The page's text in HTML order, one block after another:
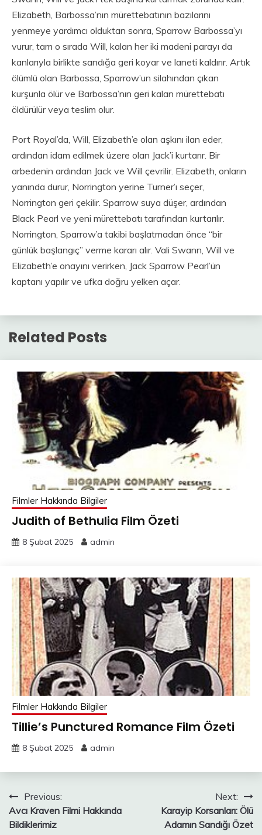
Elizabeth, Barbossa’nın mürettebatının bazılarını
yenmeye yardımcı olduktan sonra, Sparrow Barbossa’yı
vurur, tam o sırada Will, kalan her iki madeni parayı da
kanlarıyla birlikte sandığa geri koyar ve laneti kaldırır. Artık
ölümlü olan Barbossa, Sparrow’un silahından çıkan
kurşunla ölür ve Barbossa’nın geri kalan mürettebatı
öldürülür veya teslim olur.
Port Royal’da, Will, Elizabeth’e olan aşkını ilan eder,
ardından idam edilmek üzere olan Jack’i kurtarır. Bir
arbedenin ardından Jack ve Will çevrilir. Elizabeth, onların
yanında durur, Norrington yerine Turner’ı seçer,
Norrington geri çekilir. Sparrow suya düşer, ardından
Black Pearl ve yeni mürettebatı tarafından kurtarılır.
Norrington, Sparrow’a takibi başlatmadan önce “bir
günlük başlangıç” verme kararı alır. Vali Swann, Will ve
Elizabeth’e onayını verirken, Jack Sparrow Pearl’ün
kaptanı yapılır ve ufka doğru yelken açar.
Related Posts
Filmler Hakkında Bilgiler
Judith of Bethulia Film Özeti
8 Şubat 2025 admin
Filmler Hakkında Bilgiler
Tillie’s Punctured Romance Film Özeti
8 Şubat 2025 admin
Yazı
gezinmesi
Previous:
Avcı Kraven Filmi Hakkında
Bildiklerimiz
Next:
Karayip Korsanları: Ölü
Adamın Sandığı Özet